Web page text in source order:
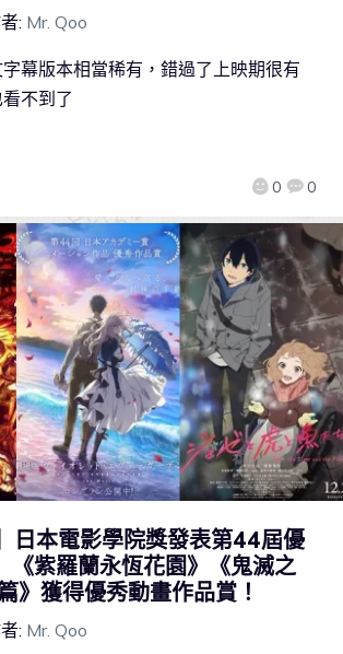
: Mr. Qoo
0 0
幕版本相當稀有，錯過了上映期很有
不到了
日本電影學院獎發表第44屆優
紫羅蘭永恆花園》《鬼滅之
》獲得優秀動畫作品賞！
: Mr. Qoo